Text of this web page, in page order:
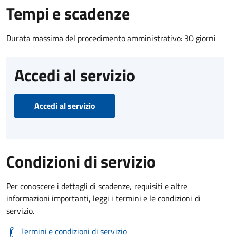
Tempi e scadenze
Durata massima del procedimento amministrativo: 30 giorni
Accedi al servizio
Accedi al servizio
Condizioni di servizio
Per conoscere i dettagli di scadenze, requisiti e altre
informazioni importanti, leggi i termini e le condizioni di
servizio.
Termini e condizioni di servizio